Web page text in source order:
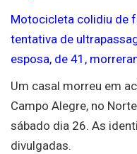
Motocicleta colidiu de
tentativa de
esposa, de 41,
Um casal morreu em
Campo Alegre, no
sábado dia 26. As
divulgadas.